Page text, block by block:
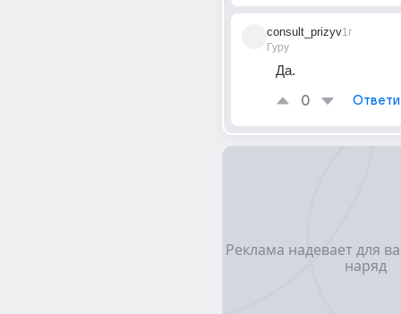
consult_prizyv
Гуру
1г
Да.
0